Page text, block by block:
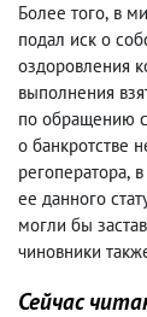
Более того, в
подал иск о
оздоровления
выполнения
по обращению
о банкротстве
регоператора,
ее данного
могли бы
чиновники
Сейчас